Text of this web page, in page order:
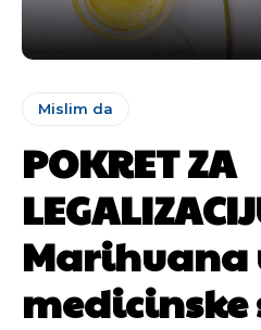
Mislim da
POKRET ZA
Marihuana
medicinske